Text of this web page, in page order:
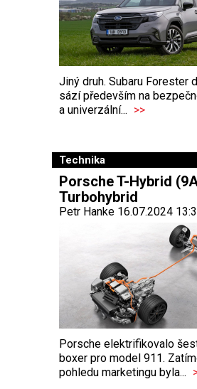
Jiný druh. Subaru Forester
sází především na
a univerzální... >>
Technika
Porsche T-Hybrid
Turbohybrid
Petr Hanke 16.07.2024
Porsche elektrifikovalo
boxer pro model 911.
pohledu marketingu byla...